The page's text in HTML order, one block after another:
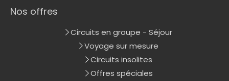
Nos offres
Circuits en groupe - Séjour
Voyage sur mesure
Circuits insolites
Offres spéciales